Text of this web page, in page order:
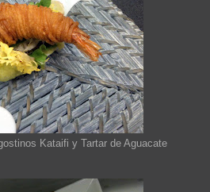
Kataifi y Tartar de Aguacate